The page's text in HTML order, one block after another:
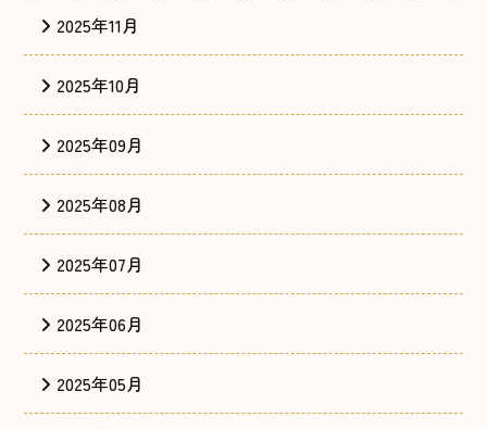
2025年11月
2025年10月
2025年09月
2025年08月
2025年07月
2025年06月
2025年05月